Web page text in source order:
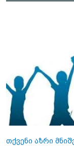
თქვენი აზრი